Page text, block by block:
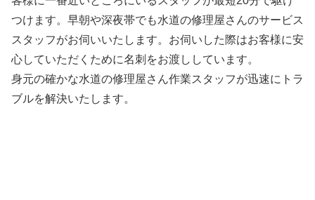
つけます。早朝や深夜帯でも水道の修理屋さんのサービス
スタッフがお伺いいたします。お伺いした際はお客様に安
心していただくために名刺をお渡ししています。
身元の確かな水道の修理屋さん作業スタッフが迅速にトラ
ブルを解決いたします。